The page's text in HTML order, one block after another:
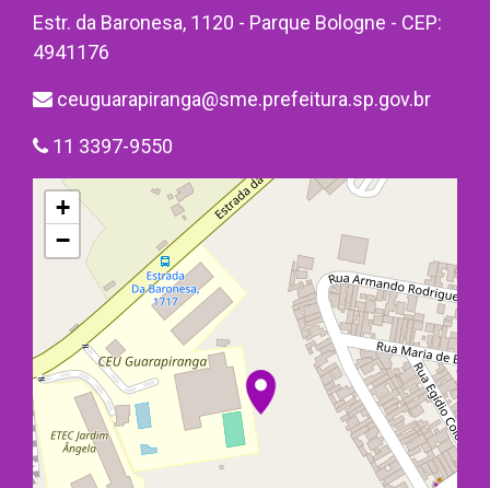
Estr. da Baronesa, 1120 - Parque Bologne - CEP:
4941176
ceuguarapiranga@sme.prefeitura.sp.gov.br
11 3397-9550
+
−